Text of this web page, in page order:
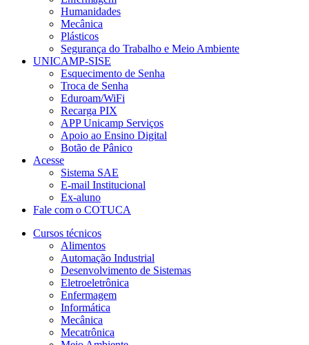
Humanidades
Mecânica
Plásticos
Segurança do Trabalho e Meio Ambiente
UNICAMP-SISE
Esquecimento de Senha
Troca de Senha
Eduroam/WiFi
Recarga PIX
APP Unicamp Serviços
Apoio ao Ensino Digital
Botão de Pânico
Acesse
Sistema SAE
E-mail Institucional
Ex-aluno
Fale com o COTUCA
Cursos técnicos
Alimentos
Automação Industrial
Desenvolvimento de Sistemas
Eletroeletrônica
Enfermagem
Informática
Mecânica
Mecatrônica